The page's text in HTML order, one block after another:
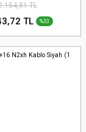
TL
TL %33